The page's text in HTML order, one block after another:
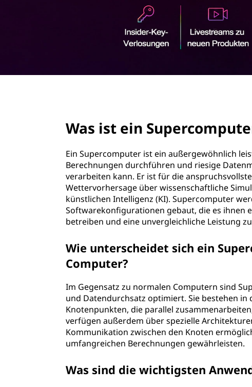
Was ist ein
Ein Supercomputer ist ein außergewöhnlich
Berechnungen durchführen und riesige
verarbeiten kann. Er ist für die
Wettervorhersage über wissenschaftliche
künstlichen Intelligenz (KI). Supercomputer
Softwarekonfigurationen gebaut, die es ihnen
betreiben und eine unvergleichliche Leistung
Wie unterscheidet sich ein
Computer?
Im Gegensatz zu normalen Computern sind
und Datendurchsatz optimiert. Sie bestehen
Knotenpunkten, die parallel
verfügen außerdem über spezielle
Kommunikation zwischen den Knoten
umfangreichen Berechnungen gewährleisten.
Was sind die wichtigsten